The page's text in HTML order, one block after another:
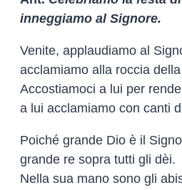
inneggiamo al Signore.
Venite, applaudiamo al
acclamiamo alla roccia
Accostiamoci a lui per
a lui acclamiamo con canti
Poiché grande Dio è il
grande re sopra tutti gli dèi.
Nella sua mano sono gli